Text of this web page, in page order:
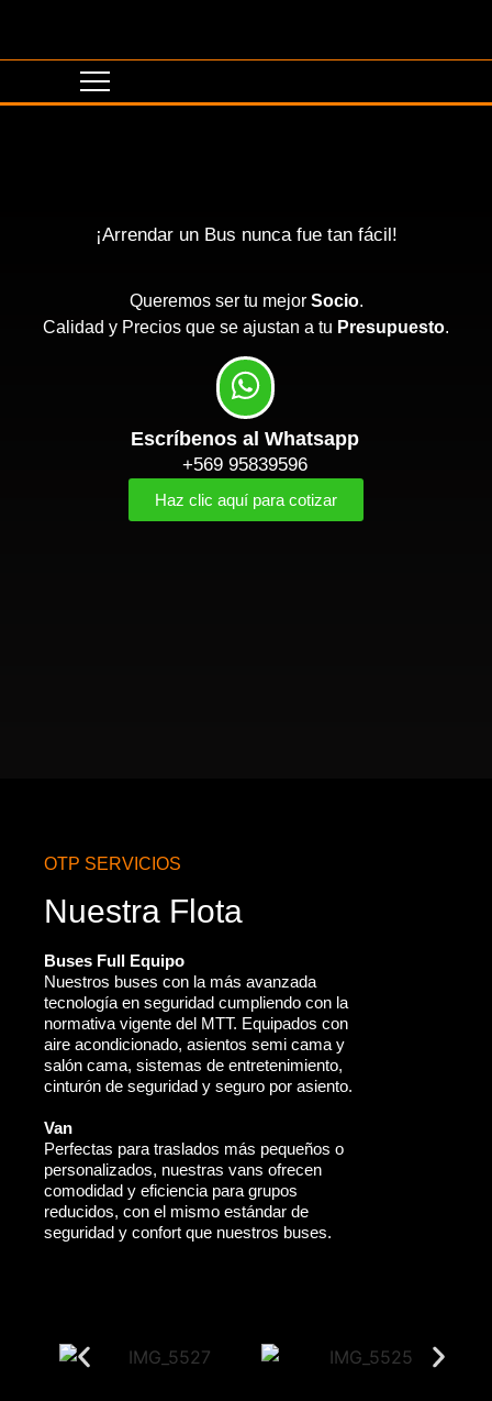
¡Arrendar un Bus nunca fue tan fácil!
Queremos ser tu mejor Socio.
Calidad y Precios que se ajustan a tu Presupuesto.
Escríbenos al Whatsapp
+569 95839596
Haz clic aquí para cotizar
OTP SERVICIOS
Nuestra Flota
Buses Full Equipo
Nuestros buses con la más avanzada
tecnología en seguridad cumpliendo con la
normativa vigente del MTT. Equipados con
aire acondicionado, asientos semi cama y
salón cama, sistemas de entretenimiento,
cinturón de seguridad y seguro por asiento.
Van
Perfectas para traslados más pequeños o
personalizados, nuestras vans ofrecen
comodidad y eficiencia para grupos
reducidos, con el mismo estándar de
seguridad y confort que nuestros buses.